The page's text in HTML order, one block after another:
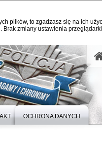
plików, to zgadzasz się na ich
zmiany ustawienia przeglądarki
OCHRONA DANYCH